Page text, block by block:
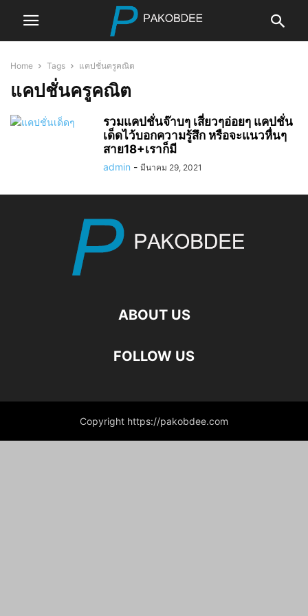
Home Tags แคปชั่นครูคณิต
แคปชั่นครูคณิต
รวมแคปชั่นจ๊าบๆ เสี่ยวๆอ่อยๆ แคปชั่น
เด็ดไว้บอกความรู้สึก หรือจะแนวหื่นๆ
สาย18+เราก็มี
admin - มีนาคม 29, 2021
ABOUT US
FOLLOW US
Copyright https://pakobdee.com